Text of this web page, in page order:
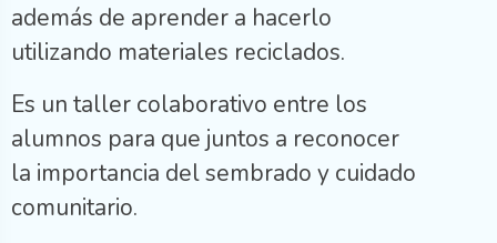
además de aprender a hacerlo
utilizando materiales reciclados.
Es un taller colaborativo entre los
alumnos para que juntos a reconocer
la importancia del sembrado y cuidado
comunitario.